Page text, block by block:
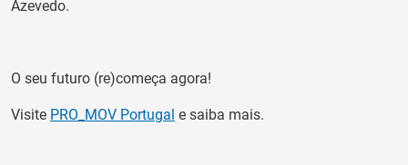
Azevedo.
O seu futuro (re)começa agora!
Visite PRO_MOV Portugal e saiba mais.